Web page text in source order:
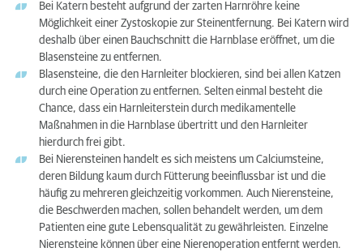
Bei Katern besteht aufgrund der zarten Harnröhre keine
Möglichkeit einer Zystoskopie zur Steinentfernung. Bei Katern wird
deshalb über einen Bauchschnitt die Harnblase eröffnet, um die
Blasensteine zu entfernen.
Blasensteine, die den Harnleiter blockieren, sind bei allen Katzen
durch eine Operation zu entfernen. Selten einmal besteht die
Chance, dass ein Harnleiterstein durch medikamentelle
Maßnahmen in die Harnblase übertritt und den Harnleiter
hierdurch frei gibt.
Bei Nierensteinen handelt es sich meistens um Calciumsteine,
deren Bildung kaum durch Fütterung beeinflussbar ist und die
häufig zu mehreren gleichzeitig vorkommen. Auch Nierensteine,
die Beschwerden machen, sollen behandelt werden, um dem
Patienten eine gute Lebensqualität zu gewährleisten. Einzelne
Nierensteine können über eine Nierenoperation entfernt werden.